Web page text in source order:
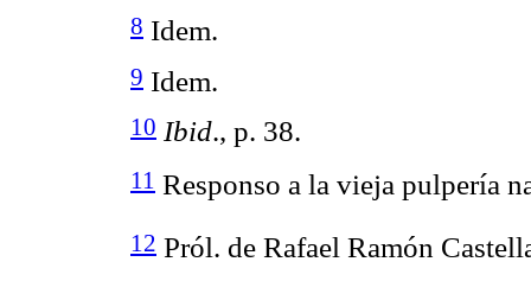
8 Idem.
9 Idem.
10 Ibid., p. 38.
11 Responso a la vieja pulpería
12 Pról. de Rafael Ramón